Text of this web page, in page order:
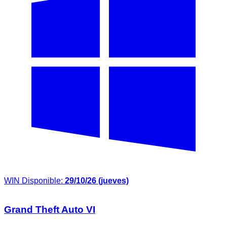
WIN Disponible: 29/10/26 (jueves)
Grand Theft Auto VI